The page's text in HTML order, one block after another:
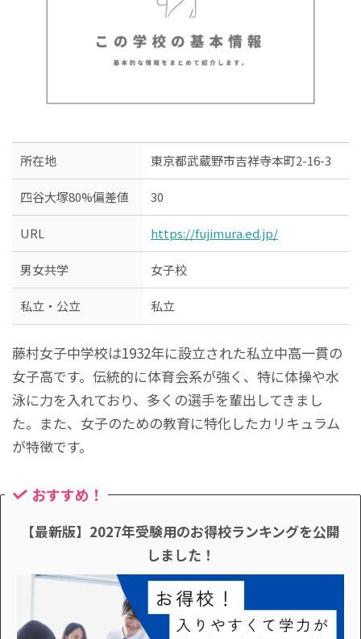
所在地 東京都武蔵野市吉祥寺本町2-16-3
四谷大塚80%偏差値 30
URL https://fujimura.ed.jp/
男女共学 女子校
私立・公立 私立
藤村女子中学校は1932年に設立された私立中高一貫の
女子高です。伝統的に体育会系が強く、特に体操や水
泳に力を入れており、多くの選手を輩出してきまし
た。また、女子のための教育に特化したカリキュラム
が特徴です。
おすすめ！
【最新版】2027年受験用のお得校ランキングを公開
しました！